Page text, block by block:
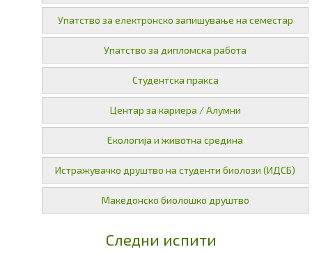
Упатство за електронско запишување на семестар
Упатство за дипломска работа
Студентска пракса
Центар за кариера / Алумни
Екологија и животна средина
Истражувачко друштво на студенти биолози (ИДСБ)
Македонско биолошко друштво
Следни испити